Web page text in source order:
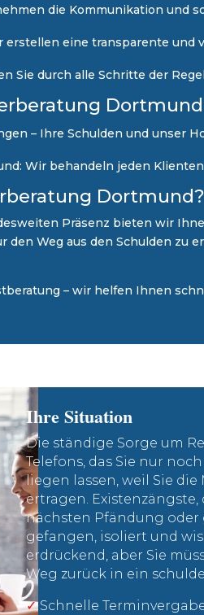
die Kommunikation und
erstellen eine transparente und
Sie durch alle Schritte der
– Ihre Schulden und unser
Wir behandeln jeden
Dortmund?
Präsenz bieten wir
den Weg aus den Schulden zu
– wir helfen Ihnen
Ihre Situation
Die ständige Sorge um
Telefons, das Sie nur
liegen lassen, weil Sie
ertragen.
nächsten Pfändung oder
gefangen, isoliert und
erdrückend, aber Sie
Weg zurück in ein
✓Schnelle